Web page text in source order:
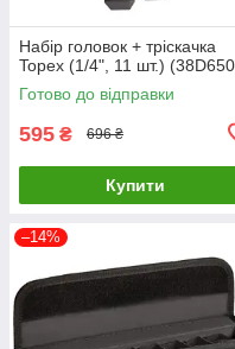
Набір головок + тріскачка
Topex (1/4", 11 шт.)
Готово до відправки
595 ₴ 696 ₴
Купити
–14%